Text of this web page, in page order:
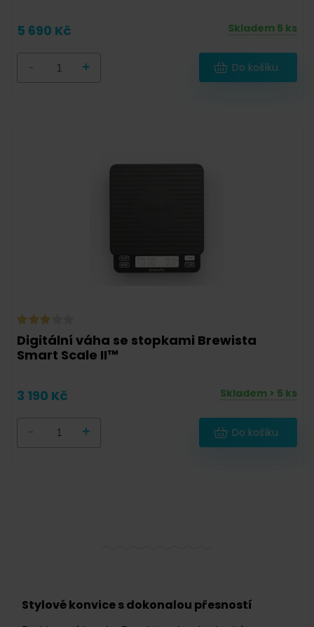
5 690 Kč Skladem 5 ks
+ Do košíku
Digitální váha se stopkami Brewista
Smart Scale II™
3 190 Kč Skladem > 5 ks
+ Do košíku
Stylové konvice s dokonalou přesností